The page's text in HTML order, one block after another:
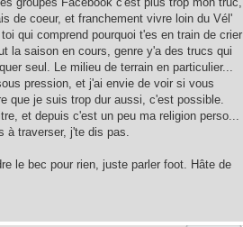
de coeur, et franchement vivre loin du Vél'
qui comprend pourquoi t'es en train de crier
la saison en cours, genre y'a des trucs qui
seul. Le milieu de terrain en particulier...
pression, et j'ai envie de voir si vous
que je suis trop dur aussi, c'est possible.
et depuis c'est un peu ma religion perso...
à traverser, j'te dis pas.
le bec pour rien, juste parler foot. Hâte de